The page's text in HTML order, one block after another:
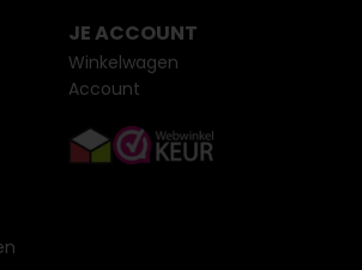
JE ACCOUNT
Winkelwagen
Account